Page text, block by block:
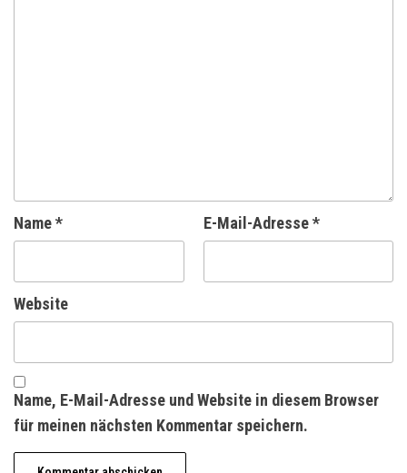
Name* E-Mail-Adresse*
Website
Name, E-Mail-Adresse und Website in diesem Browser
für meinen nächsten Kommentar speichern.